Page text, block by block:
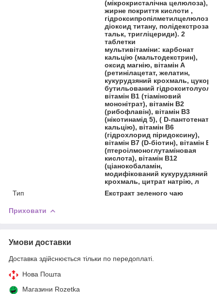
(мікрокристалічна целюлоза),
жирне покриття кислоти ,
гідроксипропілметилцелюлоза,
діоксид титану, полідекстроза,
тальк, тригліцериди). 2
таблетки
мультивітаміни: карбонат
кальцію (мальтодекстрин),
оксид магнію, вітамін А
(ретинілацетат, желатин,
кукурудзяний крохмаль, цукор,
бутильований гідрокситолуол),
вітамін B1 (тіаміновий
мононітрат), вітамін B2
(рибофлавін), вітамін B3
(нікотинамід 5), ( D-пантотенат
кальцію), вітамін B6
(гідрохлорид піридоксину),
вітамін B7 (D-біотин), вітамін B9
(птероілмоноглутаміновая
кислота), вітамін B12
(ціанокобаламін,
модифікований кукурудзяний
крохмаль, цитрат натрію, л
Тип
Екстракт зеленого чаю
Приховати
Умови доставки
Доставка здійснюється тільки по передоплаті.
Нова Пошта
Магазини Rozetka